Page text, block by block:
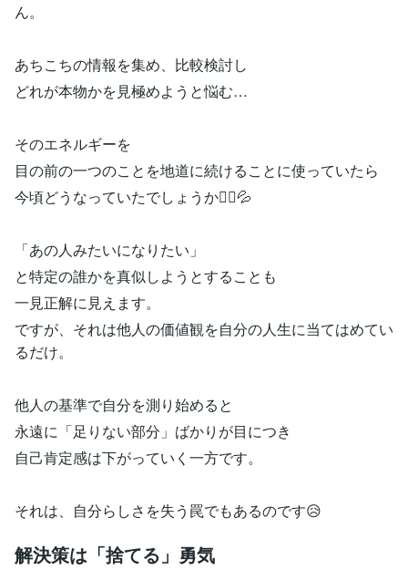
ん。
あちこちの情報を集め、比較検討し
どれが本物かを見極めようと悩む…
そのエネルギーを
目の前の一つのことを地道に続けることに使っていたら
今頃どうなっていたでしょうか🏃‍♀️💦
「あの人みたいになりたい」
と特定の誰かを真似しようとすることも
一見正解に見えます。
ですが、それは他人の価値観を自分の人生に当てはめてい
るだけ。
他人の基準で自分を測り始めると
永遠に「足りない部分」ばかりが目につき
自己肯定感は下がっていく一方です。
それは、自分らしさを失う罠でもあるのです😥
解決策は「捨てる」勇気